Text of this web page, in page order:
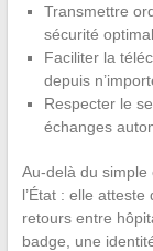
Transmettre
sécurité
Faciliter la
depuis
Respecter le
échanges
Au-delà du
l’État : elle
retours entre
badge, une